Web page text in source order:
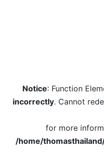
Notice: Function
incorrectly. Cannot
for more
/home/